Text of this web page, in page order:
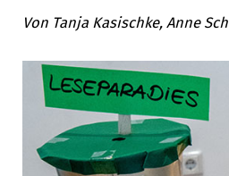
Von Tanja Kasischke, Anne